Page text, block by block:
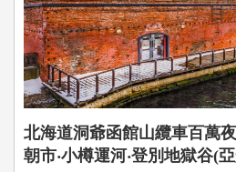
北海道洞爺函館山纜車百萬
朝市‧小樽運河‧登別地獄谷(